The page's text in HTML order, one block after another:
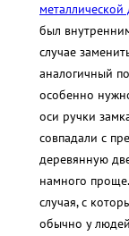
металлической
был
случае
аналогичный
особенно
оси ручки
совпадали с
деревянную
намного
случая, с
обычно у